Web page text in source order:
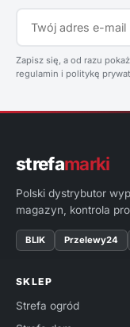
Zapisz się, a od razu
regulamin i politykę
strefamarki
Polski dystrybutor
magazyn, kontrola
BLIK Przelewy24
SKLEP
Strefa ogród